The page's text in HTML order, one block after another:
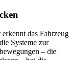
das Fahrzeug
Systeme zur
– die